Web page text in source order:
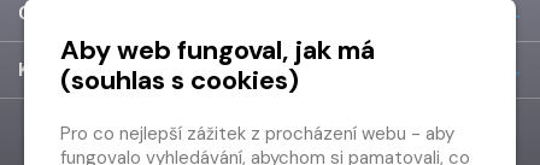
O společnosti
Kontakt
Aby web fungoval, jak má
(souhlas s cookies)
Pro co nejlepší zážitek z procházení webu - aby
fungovalo vyhledávání, abychom si pamatovali, co